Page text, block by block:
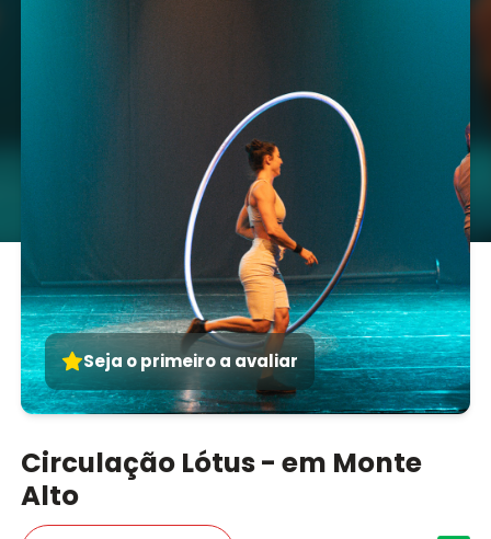
Seja o primeiro a avaliar
Circulação Lótus - em Monte
Alto